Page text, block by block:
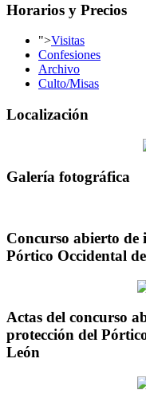
Horarios y Precios
">Visitas
Confesiones
Archivo
Culto/Misas
Localización
Galería fotográfica
Concurso abierto de
Pórtico Occidental
Actas del concurso
protección del
León